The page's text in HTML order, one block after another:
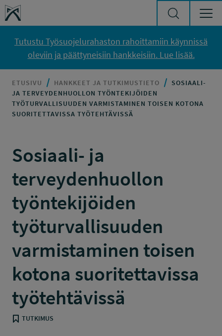
Siirry sisältöön
Työsuojelurahasto
Tutustu Työsuojelurahaston rahoittamiin käynnissä
oleviin ja päättyneisiin hankkeisiin. Lue lisää.
ETUSIVU HANKKEET JA TUTKIMUSTIETO
SOSIAALI-
JA TERVEYDENHUOLLON TYÖNTEKIJÖIDEN
TYÖTURVALLISUUDEN VARMISTAMINEN TOISEN KOTONA
SUORITETTAVISSA TYÖTEHTÄVISSÄ
Sosiaali- ja
terveydenhuollon
työntekijöiden
työturvallisuuden
varmistaminen toisen
kotona suoritettavissa
työtehtävissä
TUTKIMUS